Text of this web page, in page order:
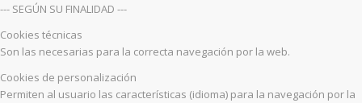
--- SEGÚN SU FINALIDAD ---
Cookies técnicas
Son las necesarias para la correcta navegación por la web.
Cookies de personalización
Permiten al usuario las características (idioma) para la navegación por la